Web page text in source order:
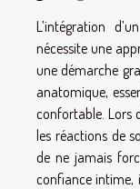
L’intégration
nécessite une
une démarche
anatomique,
confortable. Lors
les réactions de
de ne jamais
confiance intime,